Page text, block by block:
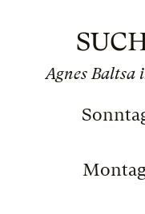
Agnes Baltsa